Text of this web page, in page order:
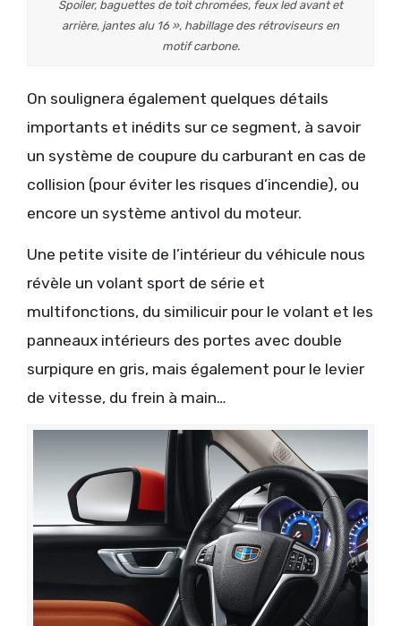
Spoiler, baguettes de toit chromées, feux led avant et
arrière, jantes alu 16 », habillage des rétroviseurs en
motif carbone.
On soulignera également quelques détails
importants et inédits sur ce segment, à savoir
un système de coupure du carburant en cas de
collision (pour éviter les risques d’incendie), ou
encore un système antivol du moteur.
Une petite visite de l’intérieur du véhicule nous
révèle un volant sport de série et
multifonctions, du similicuir pour le volant et les
panneaux intérieurs des portes avec double
surpiqure en gris, mais également pour le levier
de vitesse, du frein à main…